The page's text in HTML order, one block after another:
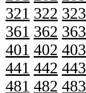
321 322 323
361 362 363
401 402 403
441 442 443
481 482 483